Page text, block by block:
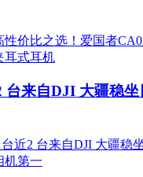
台来自DJI 大疆稳